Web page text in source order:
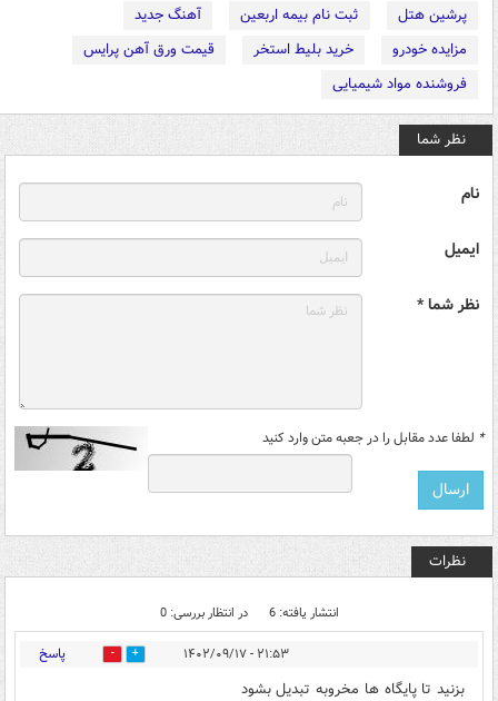
پرشین هتل
ثبت نام بیمه اربعین
آهنگ جدید
مزایده خودرو
خرید بلیط استخر
قیمت ورق آهن پرایس
فروشنده مواد شیمیایی
نظر شما
نام
ایمیل
نظر شما *
* لطفا عدد مقابل را در جعبه متن وارد کنید
نظرات
انتشار یافته: 6 در انتظار بررسی: 0
۲۱:۵۳ - ۱۴۰۲/۰۹/۱۷ 2 پاسخ
بزنید تا پایگاه ها مخروبه تبدیل بشود